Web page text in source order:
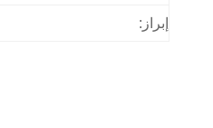
إبراز: